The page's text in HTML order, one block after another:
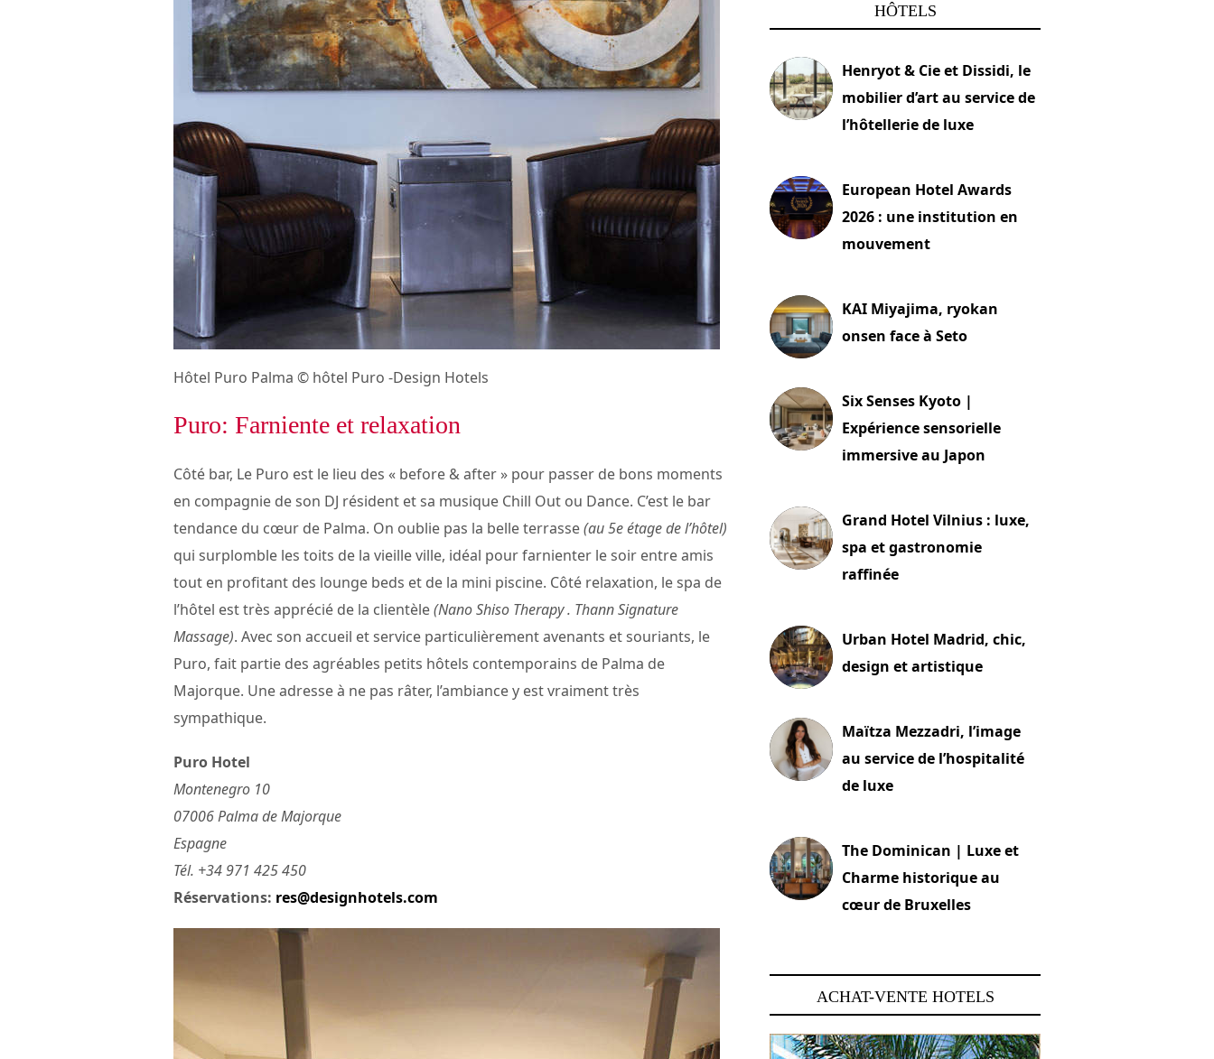
Hôtel Puro Palma © hôtel Puro -Design Hotels
Puro: Farniente et relaxation
Côté bar, Le Puro est le lieu des « before & after » pour passer de bons moments
en compagnie de son DJ résident et sa musique Chill Out ou Dance. C’est le bar
tendance du cœur de Palma. On oublie pas la belle terrasse(au 5e étage de l’hôtel)
qui surplomble les toits de la vieille ville, idéal pour farnienter le soir entre amis
tout en profitant des lounge beds et de la mini piscine. Côté relaxation, le spa de
l’hôtel est très apprécié de la clientèle(Nano Shiso Therapy . Thann Signature
Massage). Avec son accueil et service particulièrement avenants et souriants, le
Puro, fait partie des agréables petits hôtels contemporains de Palma de
Majorque. Une adresse à ne pas râter, l’ambiance y est vraiment très
sympathique.
Puro Hotel
Montenegro 10
07006 Palma de Majorque
Espagne
Tél. +34 971 425 450
Réservations: res@designhotels.com
HÔTELS
Henryot & Cie et Dissidi, le
mobilier d’art au service de
l’hôtellerie de luxe
European Hotel Awards
2026 : une institution en
mouvement
KAI Miyajima, ryokan
onsen face à Seto
Six Senses Kyoto |
Expérience sensorielle
immersive au Japon
Grand Hotel Vilnius : luxe,
spa et gastronomie
raffinée
Urban Hotel Madrid, chic,
design et artistique
Maïtza Mezzadri, l’image
au service de l’hospitalité
de luxe
The Dominican | Luxe et
Charme historique au
cœur de Bruxelles
ACHAT-VENTE HOTELS